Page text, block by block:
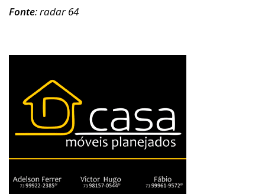
Fonte: radar 64